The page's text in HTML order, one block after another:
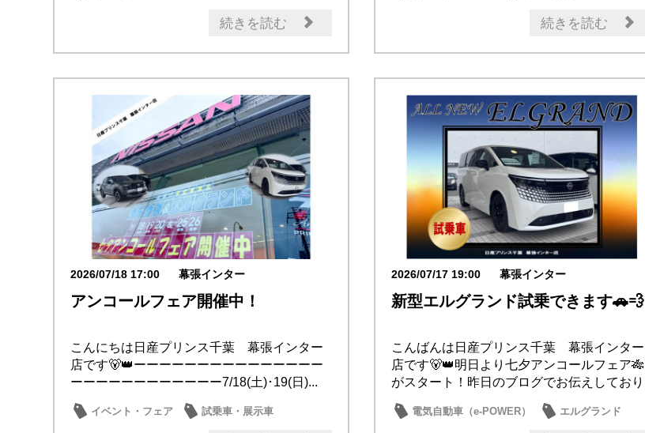
続きを読む 続きを読む
2026/07/18 17:00 幕張インター
アンコールフェア開催中！
こんにちは日産プリンス千葉 幕張インター
店です🐻👑ーーーーーーーーーーーーーーー
ーーーーーーーーーーーー7/18(土)･19(日)...
イベント・フェア 試乗車・展示車
2026/07/17 19:00 幕張インター
新型エルグランド試乗できます🚗💨
こんばんは日産プリンス千葉 幕張インター
店です🐻👑明日より七夕アンコールフェア🎋
がスタート！昨日のブログでお伝えしており
電気自動車（e-POWER）
エルグランド